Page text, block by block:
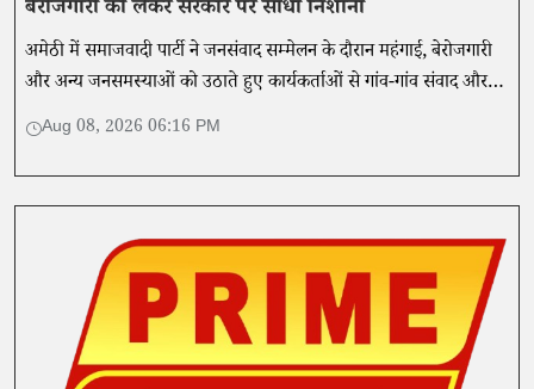
बेरोजगारी को लेकर सरकार पर साधा निशाना
अमेठी में समाजवादी पार्टी ने जनसंवाद सम्मेलन के दौरान महंगाई, बेरोजगारी
और अन्य जनसमस्याओं को उठाते हुए कार्यकर्ताओं से गांव-गांव संवाद और
बूथ स्तर पर संगठन मजबूत करने का आह्वान किया।
Aug 08, 2026 06:16 PM